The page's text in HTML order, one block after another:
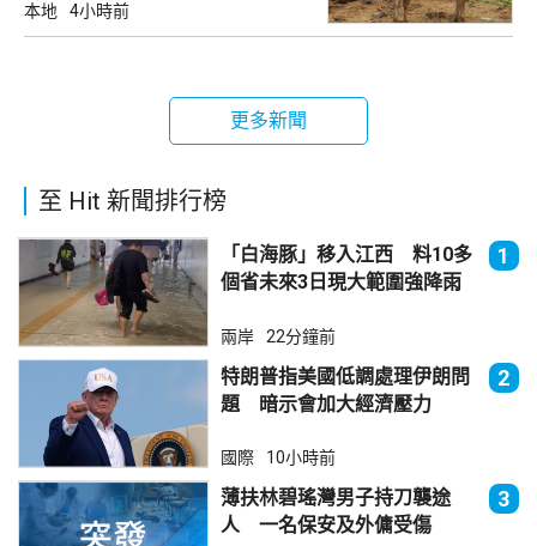
本地 4小時前
更多新聞
至 Hit 新聞排行榜
「白海豚」移入江西 料10多
個省未來3日現大範圍強降雨
1
兩岸 22分鐘前
特朗普指美國低調處理伊朗問
題 暗示會加大經濟壓力
2
國際 10小時前
薄扶林碧瑤灣男子持刀襲途
人 一名保安及外傭受傷
3